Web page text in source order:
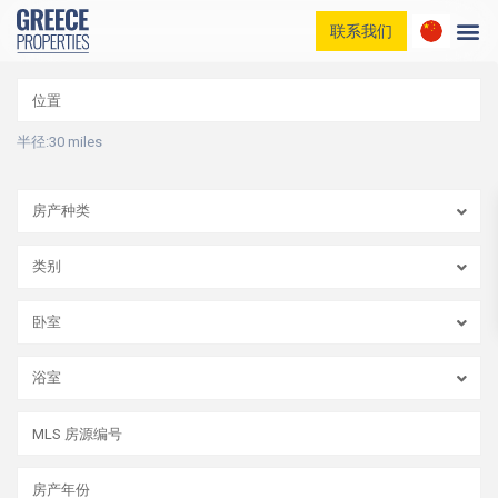
联系我们
家庭
我们的房产
博客列表
半径:30 miles
房产种类
类别
卧室
浴室